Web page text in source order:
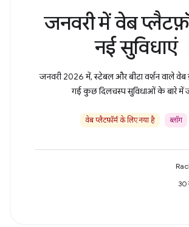
जनवरी में वेब
नई सुविधाएं
जनवरी 2026 में, स्टेबल और बीटा वर्शन वाले वेब
गई कुछ दिलचस्प सुविधाओं के बारे में
वेब प्लैटफ़ॉर्म के लिए नया है ब्लॉग
30